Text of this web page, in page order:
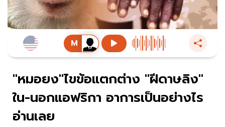
"หมอยง"ไขข้อแตกต่าง "ฝีดาษลิง"
ใน-นอกแอฟริกา อาการเป็นอย่างไร
อ่านเลย